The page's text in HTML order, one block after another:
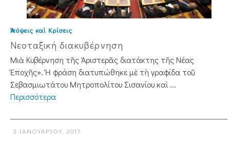
Ἀπόψεις καὶ Κρίσεις
Νεοταξική διακυβέρνηση
Μιὰ Κυβέρνηση τῆς Ἀριστερᾶς διατάκτης τῆς Νέας
Ἐποχῆς». Ἡ φράση διατυπώθηκε μὲ τὴ γραφίδα τοῦ
Σεβασμιωτάτου Μητροπολίτου Σισα­νίου καὶ ...
Περισσότερα
3 ΙΑΝΟΥΑΡΊΟΥ, 2017